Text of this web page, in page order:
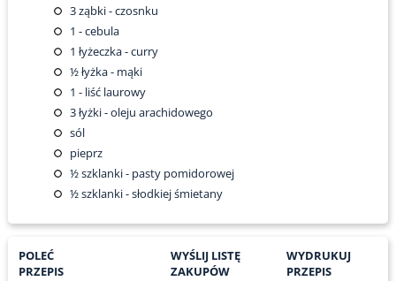
3ząbki - czosnku
1 - cebula
1 łyżeczka - curry
½łyżka - mąki
1 - liść laurowy
3łyżki - oleju arachidowego
sól
pieprz
½szklanki - pasty pomidorowej
½szklanki - słodkiej śmietany
POLEĆ
PRZEPIS
WYŚLIJ LISTĘ
ZAKUPÓW
WYDRUKUJ
PRZEPIS